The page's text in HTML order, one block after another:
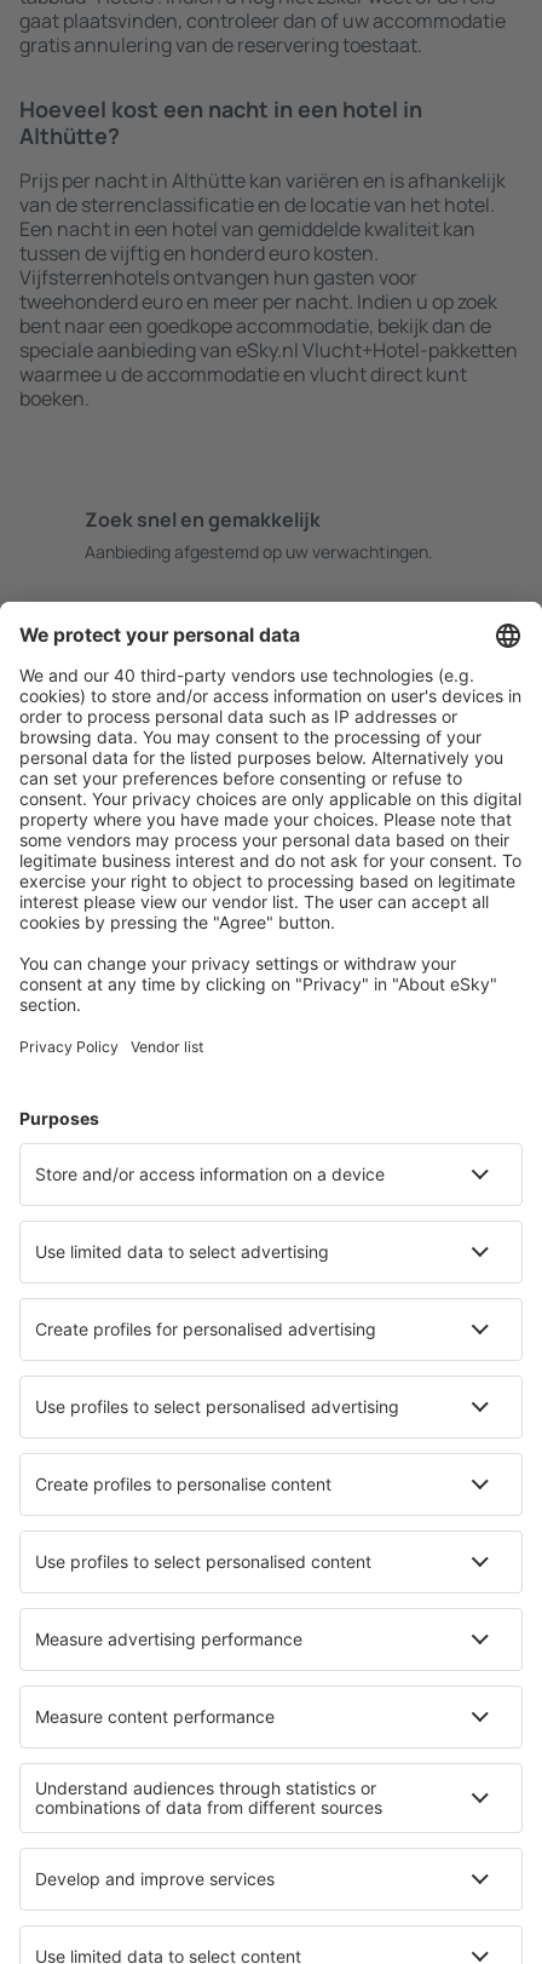
gaat plaatsvinden, controleer dan of uw accommodatie
gratis annulering van de reservering toestaat.
Hoeveel kost een nacht in een hotel in
Althütte?
Prijs per nacht in Althütte kan variëren en is afhankelijk
van de sterrenclassificatie en de locatie van het hotel.
Een nacht in een hotel van gemiddelde kwaliteit kan
tussen de vijftig en honderd euro kosten.
Vijfsterrenhotels ontvangen hun gasten voor
tweehonderd euro en meer per nacht. Indien u op zoek
bent naar een goedkope accommodatie, bekijk dan de
speciale aanbieding van eSky.nl Vlucht+Hotel-pakketten
waarmee u de accommodatie en vlucht direct kunt
boeken.
Zoek snel en gemakkelijk
Aanbieding afgestemd op uw verwachtingen.
Plan veilig
Bespaar meer
Reisaanbiedingen en speciale aanbiedingen voor
geregistreerde gebruikers.
Accommodaties die u bevallen
Kies uit meer dan 1,3 miljoen accommodaties: hotels,
jeugdherbergen, appartementen en meer.
Meest gezochte hotels door eSky-gebruikers
Hotels in Duitsland - Populaire steden
Hotels in Westerland Hotels in Heringsdorf
Hotels in Pfronten Hotels in Breege Hotels in Barth
Beste hotels - steden
Hotels in Wołkowyja Hotels in Bois-des-Filion
Hotels Loxton Hotels in Tilbury
Hotels in Springfield Hotels in Valles
Hotels in Lake Constance Hotels in Mecklenburg Lake Plateau
Hotels in Bavarian Alps Hotels Ruse province
Hotels in Niagarawatervallen Hotels in Zillertal
Hotels in Orlando & Parks, Florida
Hotels in Indiana Dunes National Lakeshore